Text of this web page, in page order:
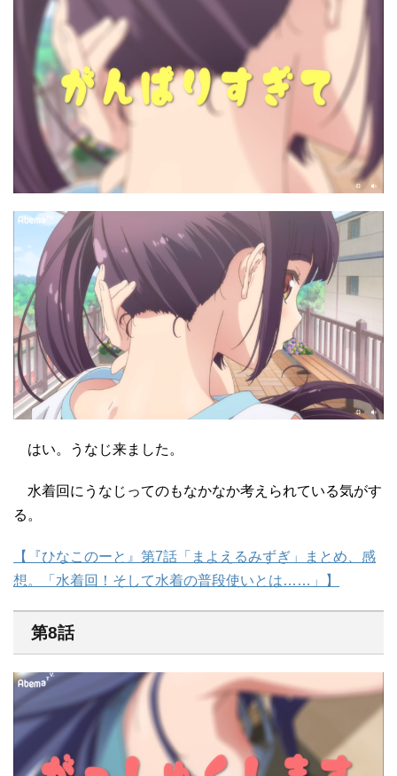
はい。うなじ来ました。
水着回にうなじってのもなかなか考えられている気がす
る。
【『ひなこのーと』第7話「まよえるみずぎ」まとめ、感
想。「水着回！そして水着の普段使いとは……」】
第8話